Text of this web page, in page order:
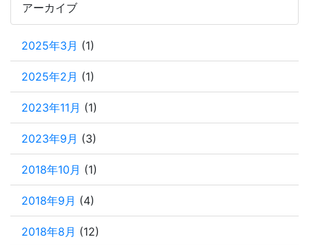
アーカイブ
2025年3月 (1)
2025年2月 (1)
2023年11月 (1)
2023年9月 (3)
2018年10月 (1)
2018年9月 (4)
2018年8月 (12)